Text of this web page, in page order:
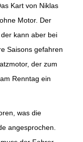
Kart von Niklas
Motor. Der
kann aber bei
Saisons gefahren
der zum
Renntag ein
was die
angesprochen.